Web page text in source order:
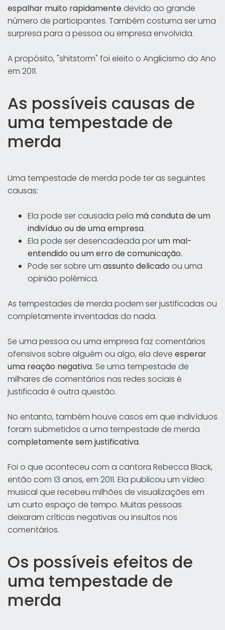
espalhar muito rapidamentedevido ao grande
número de participantes. Também costuma ser uma
surpresa para a pessoa ou empresa envolvida.
A propósito, "shitstorm" foi eleito o Anglicismo do Ano
em 2011.
As possíveis causas de
uma tempestade de
merda
Uma tempestade de merda pode ter as seguintes
causas:
Ela pode ser causada pela má conduta de um
indivíduo ou de uma empresa.
Ela pode ser desencadeada porum mal-
entendido ou um erro de comunicação.
Pode ser sobre um assunto delicado ou uma
opinião polêmica.
As tempestades de merda podem ser justificadas ou
completamente inventadas do nada.
Se uma pessoa ou uma empresa faz comentários
ofensivos sobre alguém ou algo, ela deve esperar
uma reação negativa. Se uma tempestade de
milhares de comentários nas redes sociais é
justificada é outra questão.
No entanto, também houve casos em que indivíduos
foram submetidos a uma tempestade de merda
completamente sem justificativa.
Foi o que aconteceu com a cantora Rebecca Black,
então com 13 anos, em 2011. Ela publicou um vídeo
musical que recebeu milhões de visualizações em
um curto espaço de tempo. Muitas pessoas
deixaram críticas negativas ou insultos nos
comentários.
Os possíveis efeitos de
uma tempestade de
merda